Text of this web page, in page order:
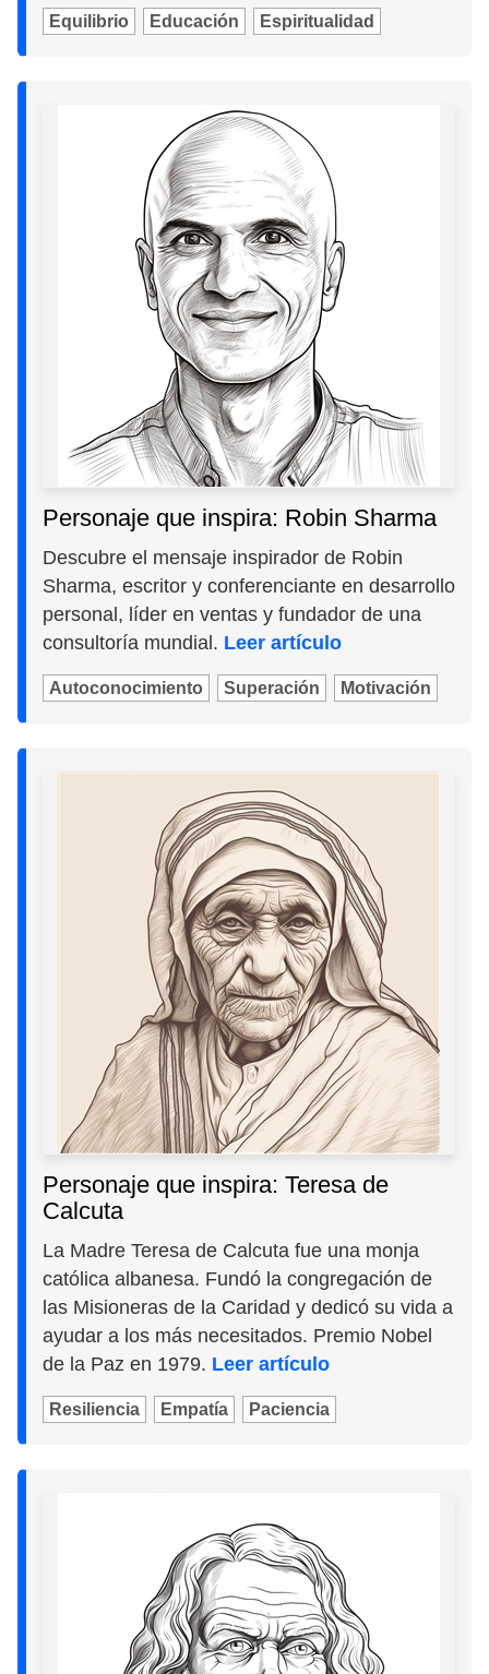
Equilibrio Educación Espiritualidad
Personaje que inspira: Robin Sharma
Descubre el mensaje inspirador de Robin
Sharma, escritor y conferenciante en desarrollo
personal, líder en ventas y fundador de una
consultoría mundial. Leer artículo
Autoconocimiento Superación Motivación
Personaje que inspira: Teresa de
Calcuta
La Madre Teresa de Calcuta fue una monja
católica albanesa. Fundó la congregación de
las Misioneras de la Caridad y dedicó su vida a
ayudar a los más necesitados. Premio Nobel
de la Paz en 1979. Leer artículo
Resiliencia Empatía Paciencia